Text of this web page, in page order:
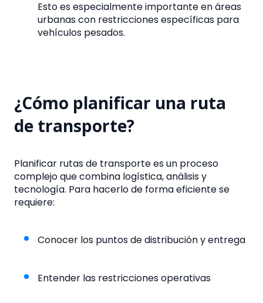
Esto es especialmente importante en áreas
urbanas con restricciones específicas para
vehículos pesados.
¿Cómo planificar una ruta
de transporte?
Planificar rutas de transporte es un proceso
complejo que combina logística, análisis y
tecnología. Para hacerlo de forma eficiente se
requiere:
Conocer los puntos de distribución y entrega
Entender las restricciones operativas